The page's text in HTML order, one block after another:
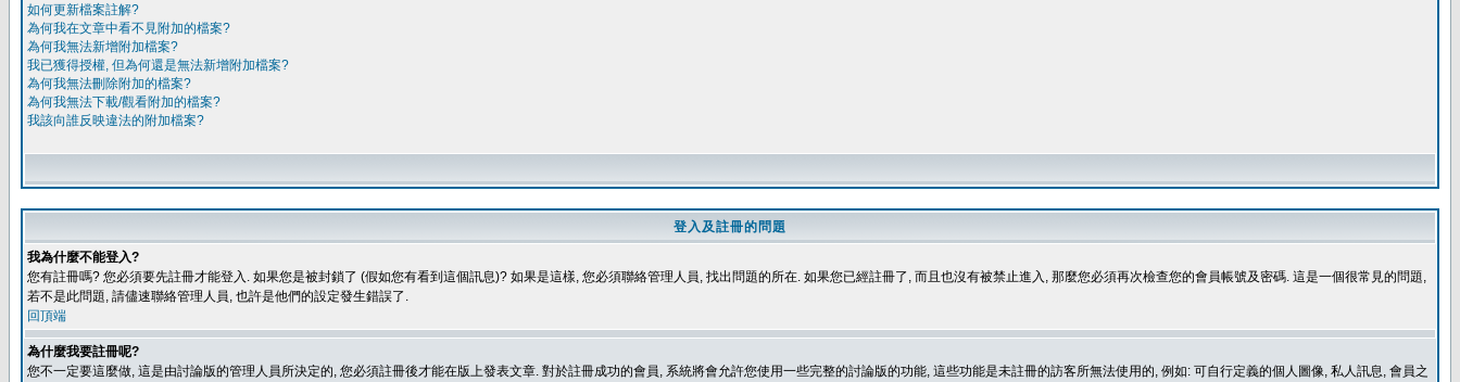
如何更新檔案註解?
為何我在文章中看不見附加的檔案?
為何我無法新增附加檔案?
我已獲得授權, 但為何還是無法新增附加檔案?
為何我無法刪除附加的檔案?
為何我無法下載/觀看附加的檔案?
我該向誰反映違法的附加檔案?
登入及註冊的問題
我為什麼不能登入?
您有註冊嗎? 您必須要先註冊才能登入. 如果您是被封鎖了 (假如您有看到這個訊息)? 如果是這樣, 您必須聯絡管理人員, 找出問題的所在. 如果您已經註冊了, 而且也沒有被禁止進入, 那麼您必須再次檢查您的會員帳號及密碼. 這是一個很常見的問題,
若不是此問題, 請儘速聯絡管理人員, 也許是他們的設定發生錯誤了.
回頂端
為什麼我要註冊呢?
您不一定要這麼做, 這是由討論版的管理人員所決定的, 您必須註冊後才能在版上發表文章. 對於註冊成功的會員, 系統將會允許您使用一些完整的討論版的功能, 這些功能是未註冊的訪客所無法使用的, 例如: 可自行定義的個人圖像, 私人訊息, 會員之